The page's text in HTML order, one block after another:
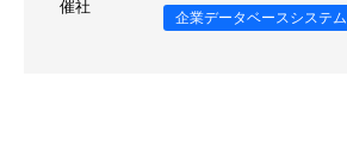
催社
企業データベースシステム